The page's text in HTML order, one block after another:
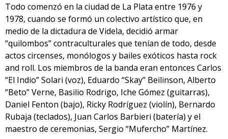
Todo comenzó en la ciudad de La Plata entre 1976 y
1978, cuando se formó un colectivo artístico que, en
medio de la dictadura de Videla, decidió armar
“quilombos” contraculturales que tenían de todo, desde
actos circenses, monólogos y bailes exóticos hasta rock
and roll. Los miembros de la banda eran entonces Carlos
“El Indio” Solari (voz), Eduardo “Skay” Beilinson, Alberto
“Beto” Verne, Basilio Rodrigo, Iche Gómez (guitarras),
Daniel Fenton (bajo), Ricky Rodríguez (violín), Bernardo
Rubaja (teclados), Juan Carlos Barbieri (batería) y el
maestro de ceremonias, Sergio “Mufercho” Martínez.